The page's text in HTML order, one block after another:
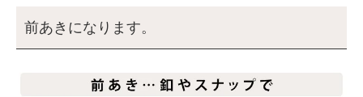
前あきになります。